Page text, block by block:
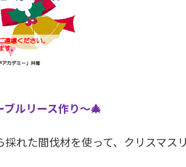
ルリース作り～🎄
れた間伐材を使って、クリスマス